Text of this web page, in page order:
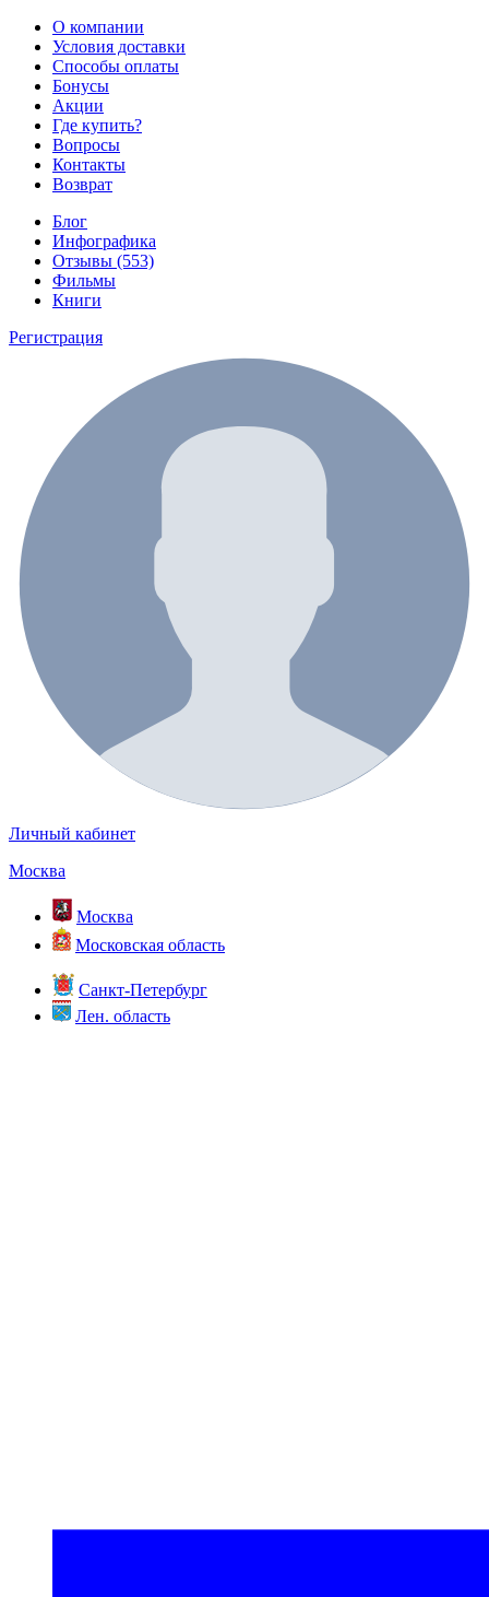
О компании
Условия доставки
Способы оплаты
Бонусы
Акции
Где купить?
Вопросы
Контакты
Возврат
Блог
Инфографика
Отзывы (553)
Фильмы
Книги
Регистрация
Личный кабинет
Москва
Москва
Московская область
Санкт-Петербург
Лен. область